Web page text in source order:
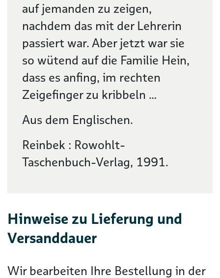
auf jemanden zu zeigen,
nachdem das mit der Lehrerin
passiert war. Aber jetzt war sie
so wütend auf die Familie Hein,
dass es anfing, im rechten
Zeigefinger zu kribbeln …
Aus dem Englischen.
Reinbek : Rowohlt-
Taschenbuch-Verlag, 1991.
Hinweise zu Lieferung und
Versanddauer
Wir bearbeiten Ihre Bestellung in der